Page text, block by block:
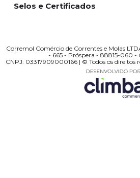
Selos e Certificados
Corremol Comércio de Correntes e Molas
- 665 - Próspera - 88815-060 -
CNPJ: 03317909000166 | © Todos os direitos